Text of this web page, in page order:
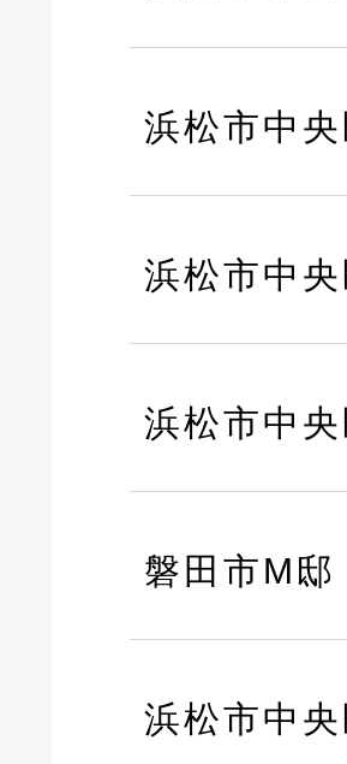
浜松市中
浜松市中
浜松市中
磐田市M邸
浜松市中